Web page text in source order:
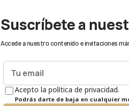
Suscríbete a
Accede a nuestro contenido e invitaciones
Acepto la política de privacidad.
Podrás darte de baja en cualquier